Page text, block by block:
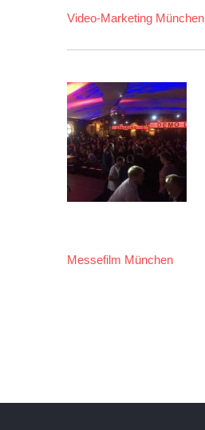
Video-Marketing München
Messefilm München